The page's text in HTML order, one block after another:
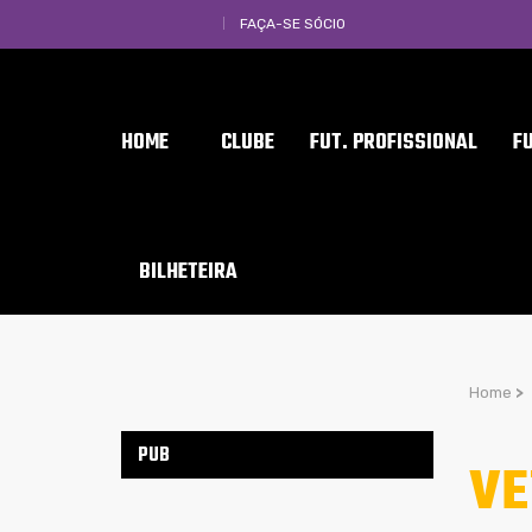
FAÇA-SE SÓCIO
HOME CLUBE FUT. PROFISSIONAL
BILHETEIRA
Home >
PUB